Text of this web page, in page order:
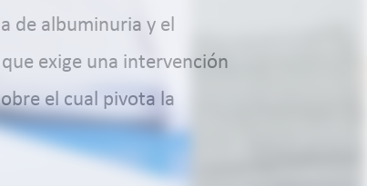
de albuminuria y el
exige una intervención
el cual pivota la